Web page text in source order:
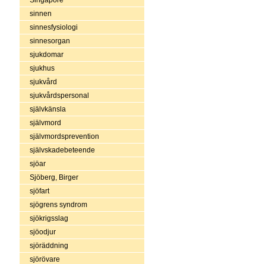
sinnen
sinnesfysiologi
sinnesorgan
sjukdomar
sjukhus
sjukvård
sjukvårdspersonal
självkänsla
självmord
självmordsprevention
självskadebeteende
sjöar
Sjöberg, Birger
sjöfart
sjögrens syndrom
sjökrigsslag
sjöodjur
sjöräddning
sjörövare